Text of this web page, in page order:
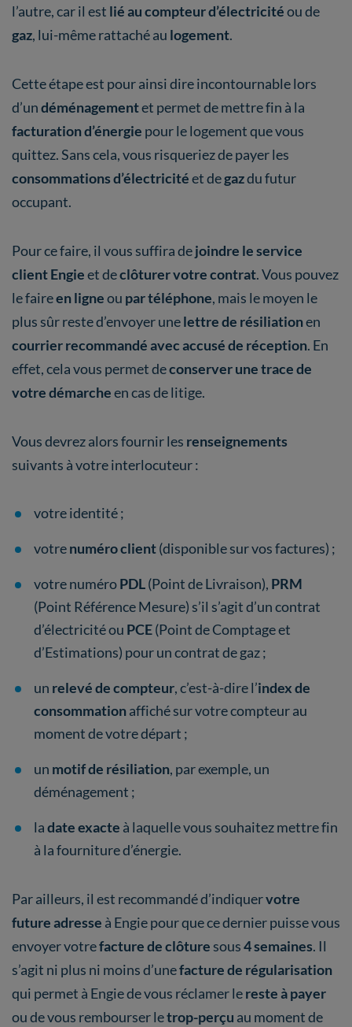
l’autre, car il est lié au compteur d’électricitéou de
gaz, lui-même rattaché au logement.
Cette étape est pour ainsi dire incontournable lors
d’undéménagementet permet de mettre fin à la
facturation d’énergie pour le logement que vous
quittez. Sans cela, vous risqueriez de payer les
consommations d’électricitéet degazdu futur
occupant.
Pour ce faire, il vous suffira dejoindre le service
client Engieet declôturer votre contrat. Vous pouvez
le faireen ligneou par téléphone, mais le moyen le
plus sûr reste d’envoyer unelettre de résiliationen
courrier recommandé avec accusé de réception. En
effet, cela vous permet deconserver une trace de
votre démarcheen cas de litige.
Vous devrez alors fournir les renseignements
suivants à votre interlocuteur :
votre identité ;
votrenuméro client(disponible sur vos factures) ;
votre numéroPDL(Point de Livraison), PRM
(Point Référence Mesure) s’il s’agit d’un contrat
d’électricité ou PCE(Point de Comptage et
d’Estimations) pour un contrat de gaz ;
un relevé de compteur, c’est-à-dire l’index de
consommationaffiché sur votre compteur au
moment de votre départ ;
un motif de résiliation, par exemple, un
déménagement ;
ladate exacte à laquelle vous souhaitez mettre fin
à la fourniture d’énergie.
Par ailleurs, il est recommandé d’indiquervotre
future adresse à Engie pour que ce dernier puisse vous
envoyer votrefacture de clôture sous4 semaines. Il
s’agit ni plus ni moins d’unefacture de régularisation
qui permet à Engie de vous réclamer lereste à payer
ou de vous rembourser letrop-perçu au moment de